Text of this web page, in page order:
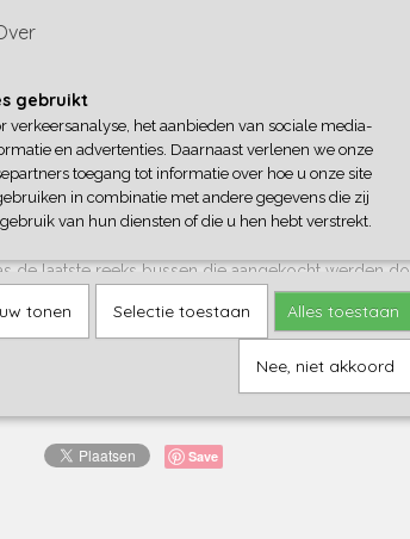
sinds 2016
de laatste reeks bussen die aangekocht werden
bussen overgenomen door De Lijn, waar ze tussen
Bus 101 hield het uit tot september 2000 en kreeg
bij onze collega's van VlaTAM te Berchem.
Save
gebruikt
verkeersanalyse, het aanbieden van sociale media-
en advertenties. Daarnaast verlenen we onze
toegang tot informatie over hoe u onze site
in combinatie met andere gegevens die zij
van hun diensten of die u hen hebt verstrekt.
tonen Selectie toestaan Alles toestaan
Nee, niet akkoord